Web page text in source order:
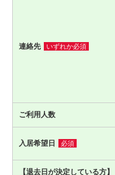
連絡先 いずれか必須
ご利用人数
入居希望日 必須
【退去日が決定している方】